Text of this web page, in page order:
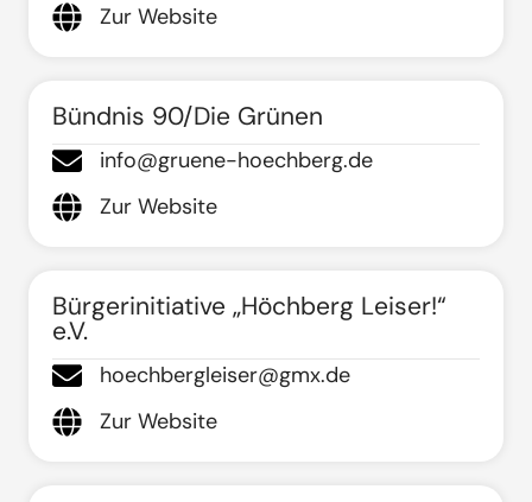
Zur Website
Bündnis 90/Die Grünen
info@gruene-hoechberg.de
Zur Website
Bürgerinitiative „Höchberg Leiser!“
e.V.
hoechbergleiser@gmx.de
Zur Website